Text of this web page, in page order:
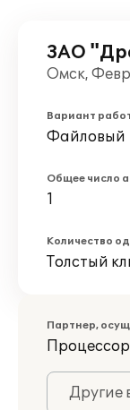
ЗАО
Омск,
Вариант
Файловый
Общее число
1
Количество
Толстый
Партнер,
Другие